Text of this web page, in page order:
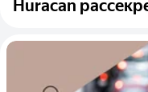
Huracan